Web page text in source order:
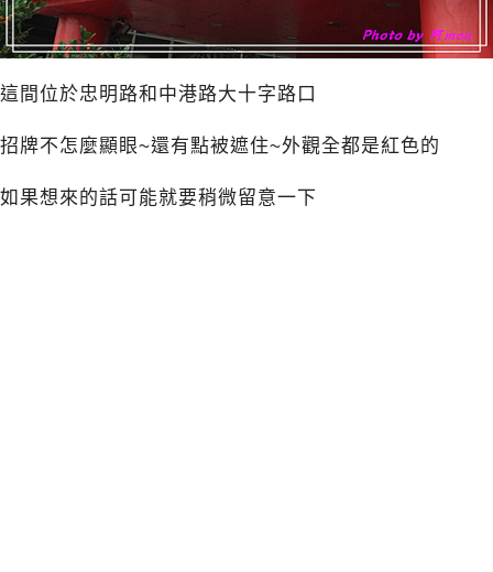
這間位於忠明路和中港路大十字路口
招牌不怎麼顯眼~還有點被遮住~外觀全都是紅色的
如果想來的話可能就要稍微留意一下